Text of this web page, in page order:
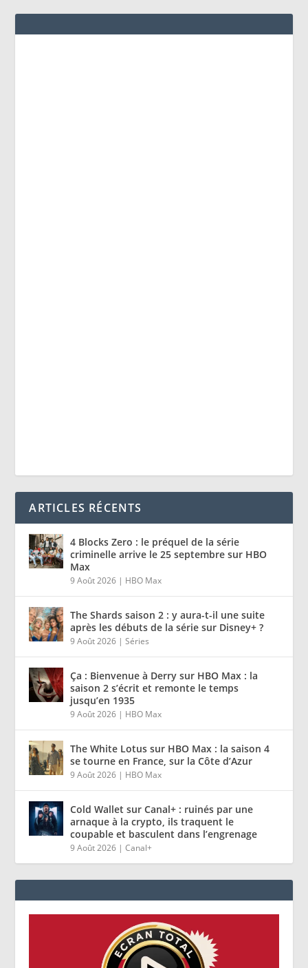
ARTICLES RÉCENTS
4 Blocks Zero : le préquel de la série
criminelle arrive le 25 septembre sur HBO
Max
9 Août 2026 | HBO Max
The Shards saison 2 : y aura-t-il une suite
après les débuts de la série sur Disney+ ?
9 Août 2026 |Séries
Ça : Bienvenue à Derry sur HBO Max : la
saison 2 s’écrit et remonte le temps
jusqu’en 1935
9 Août 2026 | HBO Max
The White Lotus sur HBO Max : la saison 4
se tourne en France, sur la Côte d’Azur
9 Août 2026 | HBO Max
Cold Wallet sur Canal+ : ruinés par une
arnaque à la crypto, ils traquent le
coupable et basculent dans l’engrenage
9 Août 2026 |Canal+